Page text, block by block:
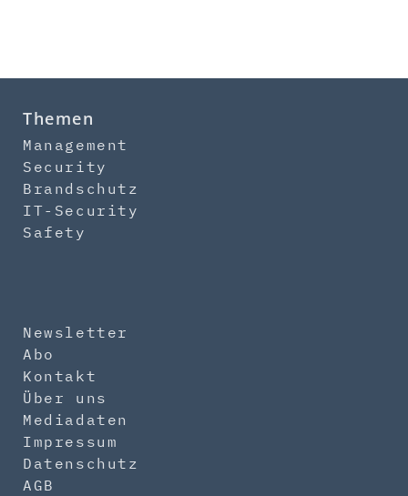
Themen
Management
Security
Brandschutz
IT-Security
Safety
Newsletter
Abo
Kontakt
Über uns
Mediadaten
Impressum
Datenschutz
AGB